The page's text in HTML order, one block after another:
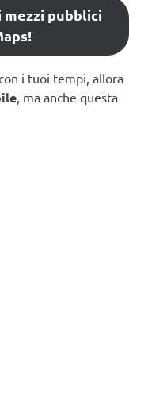
mezzi pubblici
i tuoi tempi, allora
, ma anche questa